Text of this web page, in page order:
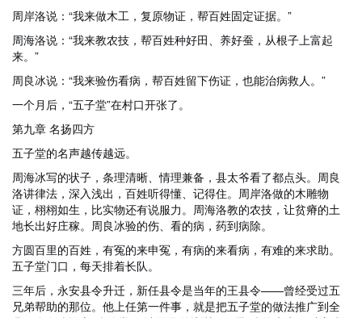
周岸洛说：“我来做木工，复原物证，帮百姓固定证据。”
周海洛说：“我来教农技，帮百姓种好田、养好蚕，从根子上富起
来。”
周良冰说：“我来验伤看病，帮百姓留下伤证，也能治病救人。”
一个月后，“五子堂”在村口开张了。
第九章 名扬四方
五子堂的名声越传越远。
周海冰写的状子，条理清晰、情理兼备，县太爷看了都点头。周良
洛讲律法，深入浅出，百姓听得懂、记得住。周岸洛做的木雕物
证，栩栩如生，比实物还有说服力。周海洛教的农技，让贫瘠的土
地长出好庄稼。周良冰验的伤、看的病，药到病除。
方圆百里的百姓，有冤的来申冤，有病的来看病，有难的来求助。
五子堂门口，每天排着长队。
三年后，永安县令升迁，新任县令是当年的王县令——曾经受过五
兄弟帮助的那位。他上任第一件事，就是把五子堂的做法推广到全